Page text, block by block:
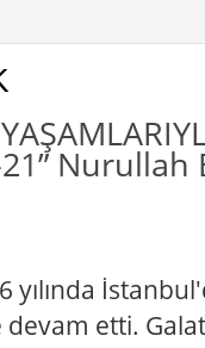
Nurullah
yılında
devam etti.